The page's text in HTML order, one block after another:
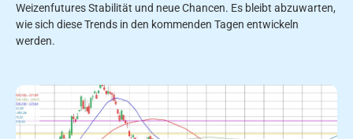
Weizenfutures Stabilität und neue Chancen. Es bleibt abzuwarten,
wie sich diese Trends in den kommenden Tagen entwickeln
werden.